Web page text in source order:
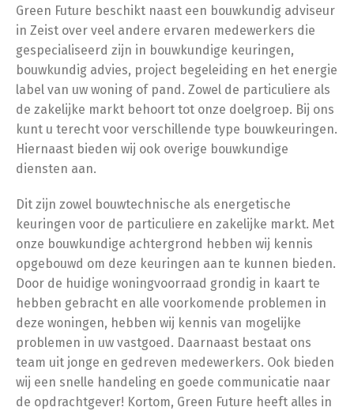
Green Future beschikt naast een bouwkundig adviseur
in Zeist over veel andere ervaren medewerkers die
gespecialiseerd zijn in bouwkundige keuringen,
bouwkundig advies, project begeleiding en het energie
label van uw woning of pand. Zowel de particuliere als
de zakelijke markt behoort tot onze doelgroep. Bij ons
kunt u terecht voor verschillende type bouwkeuringen.
Hiernaast bieden wij ook overige bouwkundige
diensten aan.
Dit zijn zowel bouwtechnische als energetische
keuringen voor de particuliere en zakelijke markt. Met
onze bouwkundige achtergrond hebben wij kennis
opgebouwd om deze keuringen aan te kunnen bieden.
Door de huidige woningvoorraad grondig in kaart te
hebben gebracht en alle voorkomende problemen in
deze woningen, hebben wij kennis van mogelijke
problemen in uw vastgoed. Daarnaast bestaat ons
team uit jonge en gedreven medewerkers. Ook bieden
wij een snelle handeling en goede communicatie naar
de opdrachtgever! Kortom, Green Future heeft alles in